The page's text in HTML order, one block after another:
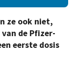
ze ook niet,
de Pfizer-
eerste dosis